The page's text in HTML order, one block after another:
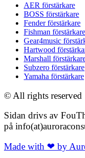
AER förstärkare
BOSS förstärkare
Fender förstärkare
Fishman förstärkare
Gear4music
Hartwood
Marshall
Subzero förstärkare
Yamaha förstärkare
© All rights reserved
Sidan drivs av
på
Made with ❤ by